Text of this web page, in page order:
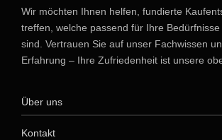
Wir möchten Ihnen helfen, fundierte
treffen, welche passend für Ihre
sind. Vertrauen Sie auf unser Fachwissen
Erfahrung – Ihre Zufriedenheit ist unsere
Über uns
Kontakt